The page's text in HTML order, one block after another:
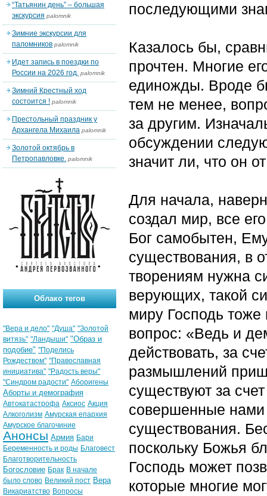
последующими
Казалось бы,
прочтен. Многие
единожды. Вроде
тем не менее,
за другим.
обсуждении
значит ли, что он
Для начала,
создал мир, все
Бог самобытен,
существования, в
творениям нужна
верующих, такой
миру Господь тоже
вопрос: «Ведь и
действовать, за
размышлений
существуют за
совершенные нами
существования.
поскольку Божья
Господь может
которые многие
“Татьянин день” – большая
экскурсия palomnik
Зимние экскурсии для
паломников palomnik
Идет запись в поездки по
России на 2026 год. palomnik
Зимний Крестный ход
состоится ! palomnik
Престольный праздник у
Архангела Михаила palomnik
Золотой октябрь в
Петропавловке. palomnik
Облако тегов
"Вера и дело" "Душа" "Золотой
витязь" "Ландыши" "Образ и
подобие" "Поделись
Рождеством" "Православная
инициатива" "Радость веры"
"Синдром радости" Аборигены
Аборты и демография
Автокатастрофа Аксиос Акция
Алкоголизм Амурская епархия
Амурское благочиние
Анонсы Армия Бари
Беременность и роды Благовест
Благотворительность
Богословие Брак В начале
было слово Великий пост Вера
Викариатство Вопросы